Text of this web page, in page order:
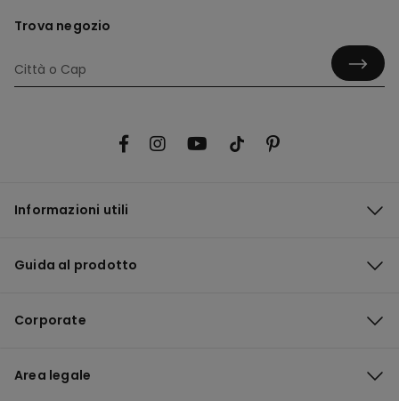
Trova negozio
Informazioni utili
Guida al prodotto
Corporate
Area legale